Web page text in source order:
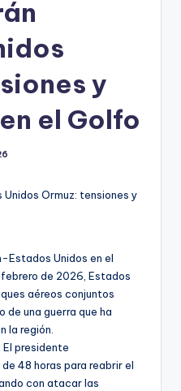
y
el Golfo
Ormuz: tensiones y
Estados Unidos en el
de 2026, Estados
aéreos conjuntos
de una guerra que ha
la región.
El presidente
48 horas para reabrir el
con atacar las